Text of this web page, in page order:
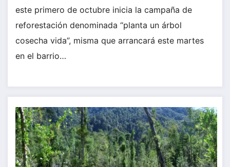
este primero de octubre inicia la campaña de
reforestación denominada “planta un árbol
cosecha vida”, misma que arrancará este martes
en el barrio…